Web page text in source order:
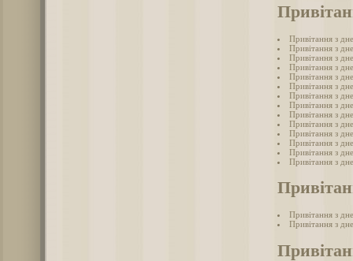
Привітання з
Привітання з
Привітання з
Привітання з
Привітання з
Привітання з
Привітання з
Привітання з
Привітання з
Привітання з
Привітання з
Привітання з
Привітання з
Привітання з
Привітання з
Привітання з